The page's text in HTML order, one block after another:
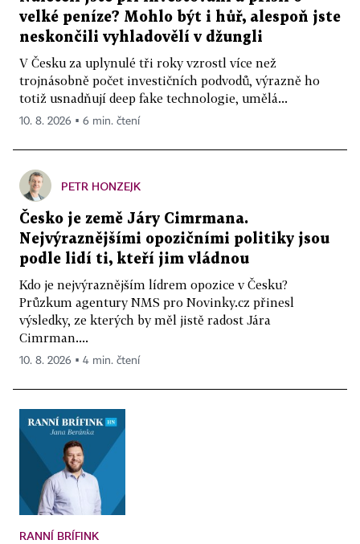
velké peníze? Mohlo být i hůř, alespoň jste
neskončili vyhladovělí v džungli
V Česku za uplynulé tři roky vzrostl více než
trojnásobně počet investičních podvodů, výrazně ho
totiž usnadňují deep fake technologie, umělá...
10. 8. 2026 ▪ 6 min. čtení
PETR HONZEJK
Česko je země Járy Cimrmana.
Nejvýraznějšími opozičními politiky jsou
podle lidí ti, kteří jim vládnou
Kdo je nejvýraznějším lídrem opozice v Česku?
Průzkum agentury NMS pro Novinky.cz přinesl
výsledky, ze kterých by měl jistě radost Jára
Cimrman....
10. 8. 2026 ▪ 4 min. čtení
RANNÍ BRÍFINK